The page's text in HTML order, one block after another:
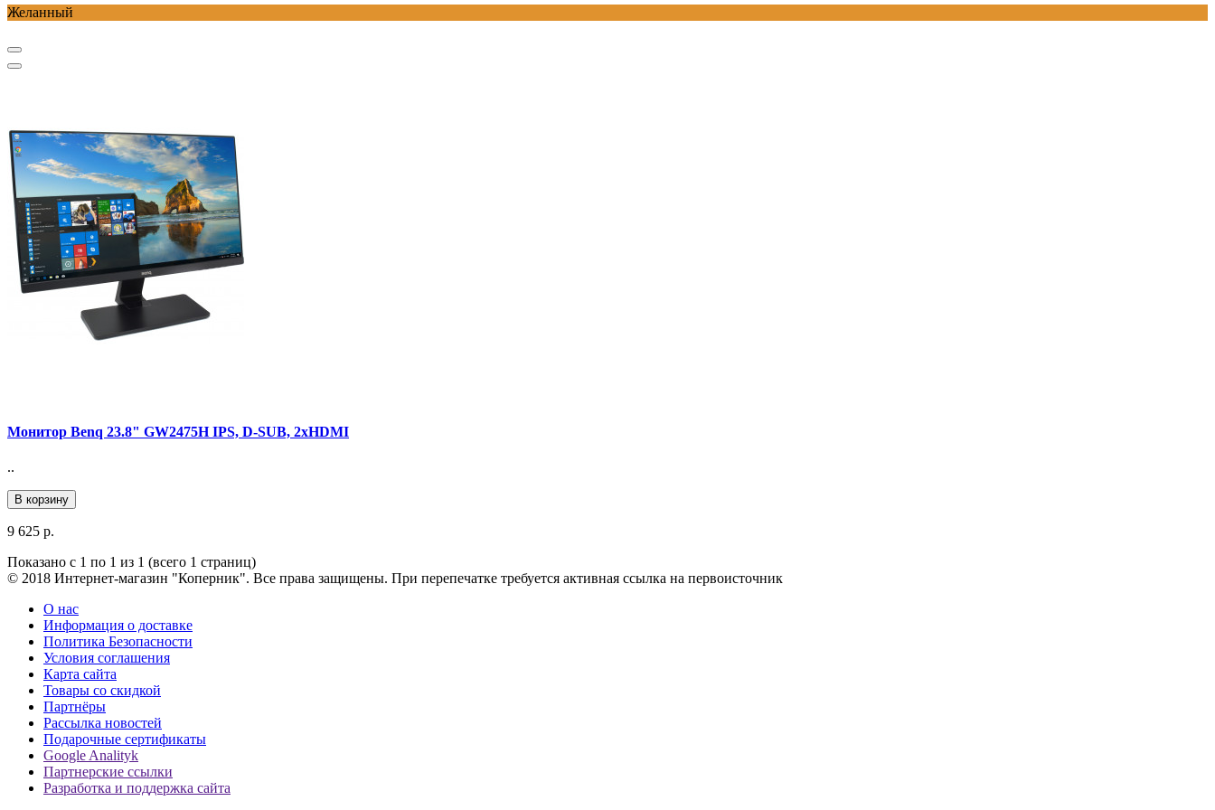
Желанный
Монитор Benq 23.8" GW2475H IPS, D-SUB, 2xHDMI
..
В корзину
9 625 р.
Показано с 1 по 1 из 1 (всего 1 страниц)
© 2018 Интернет-магазин "Коперник". Все права защищены. При перепечатке требуется активная ссылка на первоисточник
О нас
Информация о доставке
Политика Безопасности
Условия соглашения
Карта сайта
Товары со скидкой
Партнёры
Рассылка новостей
Подарочные сертификаты
Google Analityk
Партнерские ссылки
Разработка и поддержка сайта